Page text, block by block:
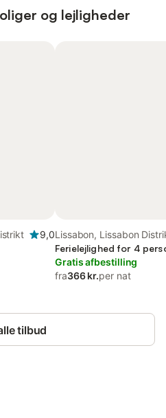
og lejligheder
9,0Lissabon, Lissabon
Ferielejlighed for 4
Gratis afbestilling
fra366 kr.per nat
tilbud